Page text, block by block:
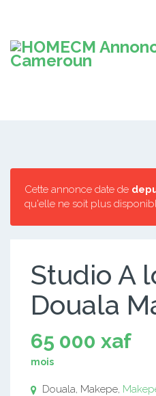
Cette annonce date de
qu'elle ne soit plus
Studio A
Douala
65 000 xaf
mois
Douala, Makepe,